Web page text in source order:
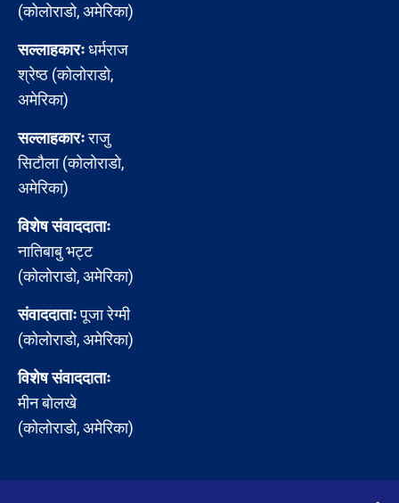
(कोलोराडो, अमेरिका)
सल्लाहकारःधर्मराज
श्रेष्ठ (कोलोराडो,
अमेरिका)
सल्लाहकारःराजु
सिटौला (कोलोराडो,
अमेरिका)
विशेष संवाददाताः
नातिबाबु भट्ट
(कोलोराडो, अमेरिका)
संवाददाताःपूजा रेग्मी
(कोलोराडो, अमेरिका)
विशेष संवाददाताः
मीन बोलखे
(कोलोराडो, अमेरिका)